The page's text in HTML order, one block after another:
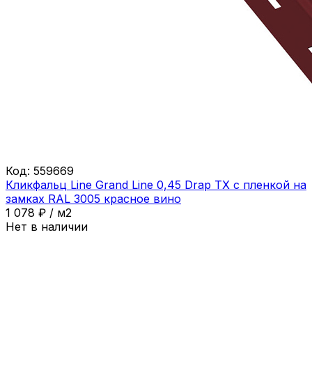
Код: 559669
Кликфальц Line Grand Line 0,45 Drap ТХ с пленкой на
замках RAL 3005 красное вино
1 078 ₽ / м2
Нет в наличии